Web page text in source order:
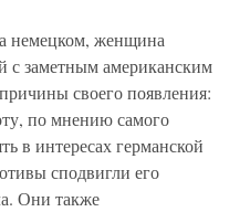
немецком, женщина
с заметным американским
своего появления:
по мнению самого
в интересах германской
сподвигли его
Они также